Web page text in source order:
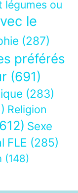
légumes ou
le
(287)
préférés
(691)
(283)
Religion
Sexe
FLE (285)
(148)